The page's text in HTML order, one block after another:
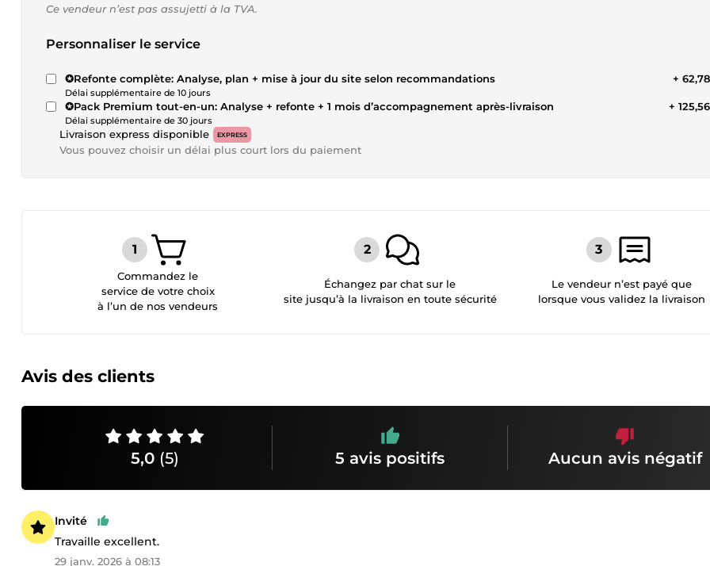
Ce vendeur n’est pas assujetti à la TVA.
Personnaliser le service
✪Refonte complète: Analyse, plan + mise à jour du site selon recommandations
Délai supplémentaire de 10 jours
+
✪Pack Premium tout-en-un: Analyse + refonte + 1 mois d’accompagnement après-livraison
Délai supplémentaire de 30 jours
+
Livraison express disponible EXPRESS
Vous pouvez choisir un délai plus court lors du paiement
Commandez le
service de votre choix
à l’un de nos vendeurs
Échangez par chat sur le
site jusqu’à la livraison en toute sécurité
Le vendeur n’est payé que
lorsque vous validez la livraison
Avis des clients
5,0 (5) 5 avis positifs Aucun avis négatif
Invité
Travaille excellent.
29 janv. 2026 à 08:13